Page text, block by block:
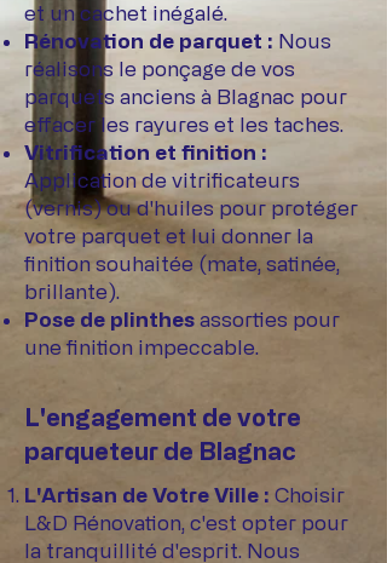
et un cachet inégalé.
Rénovation de parquet : Nous
réalisons le ponçage de vos
parquets anciens à Blagnac pour
effacer les rayures et les taches.
Vitrification et finition :
Application de vitrificateurs
(vernis) ou d'huiles pour protéger
votre parquet et lui donner la
finition souhaitée (mate, satinée,
brillante).
Pose de plinthes assorties pour
une finition impeccable.
L'engagement de votre
parqueteur de Blagnac
L'Artisan de Votre Ville : Choisir
L&D Rénovation, c'est opter pour
la tranquillité d'esprit. Nous